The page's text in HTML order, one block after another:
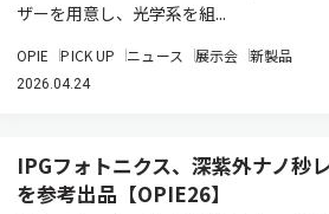
ザーを用意し、光学系を組...
OPIE PICK UP ニュース 展示会 新製品
2026.04.24
IPGフォトニクス、深紫外ナノ秒
を参考出品【OPIE26】